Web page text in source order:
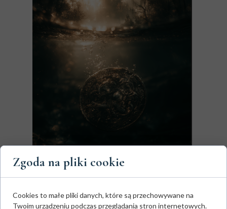
Srebro i brąz –wrzucanie drobnych monet
Zgoda na pliki cookie
Cookies to małe pliki danych, które są przechowywane na
Twoim urządzeniu podczas przeglądania stron internetowych.